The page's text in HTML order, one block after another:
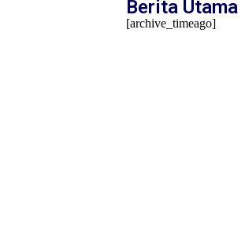
Berita Utama
[archive_timeago]